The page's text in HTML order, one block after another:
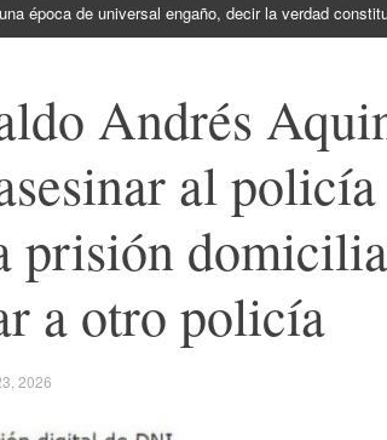
época de universal engaño, decir la verdad
Andrés
al
prisión
a otro policía
2026